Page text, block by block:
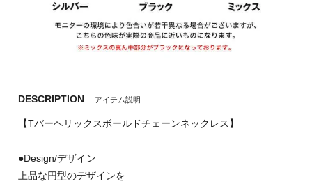
DESCRIPTION アイテム説明
【Tバーヘリックスボールドチェーンネックレス】
●Design/デザイン
上品な円型のデザインを